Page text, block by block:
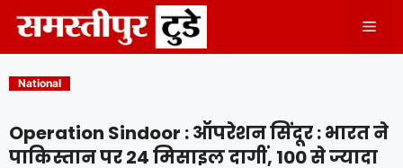
content
National
Operation Sindoor : ऑपरेशन सिंदूर : भारत ने
पाकिस्तान पर 24 मिसाइल दागीं, 100 से ज्यादा